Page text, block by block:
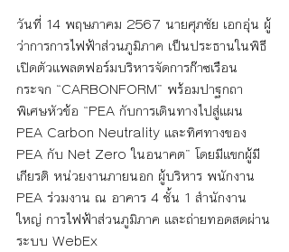
วันที่ 14 พฤษภาคม 2567 นายศุภชัย เอกอุ่น ผู้
ว่าการการไฟฟ้าส่วนภูมิภาค เป็นประธานในพิธี
เปิดตัวแพลตฟอร์มบริหารจัดการก๊าซเรือน
กระจก “CARBONFORM” พร้อมปาฐกถา
พิเศษหัวข้อ “PEA กับการเดินทางไปสู่แผน
PEA Carbon Neutrality และทิศทางของ
PEA กับ Net Zero ในอนาคต” โดยมีแขกผู้มี
เกียรติ หน่วยงานภายนอก ผู้บริหาร พนักงาน
PEA ร่วมงาน ณ อาคาร 4 ชั้น 1 สำนักงาน
ใหญ่ การไฟฟ้าส่วนภูมิภาค และถ่ายทอดสดผ่าน
ระบบ WebEx